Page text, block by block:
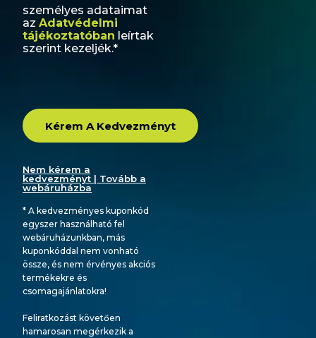
személyes adataimat
az Adatvédelmi
tájékoztatóban leírtak
szerint kezeljék.*
Nem kérem a
kedvezményt | Tovább a
webáruházba
* A kedvezményes kuponkód
egyszer használható fel
webáruházunkban, más
kuponkóddal nem vonható
össze, és nem érvényes akciós
termékekre és
csomagajánlatokra!
Feliratkozást követően
hamarosan megérkezik a